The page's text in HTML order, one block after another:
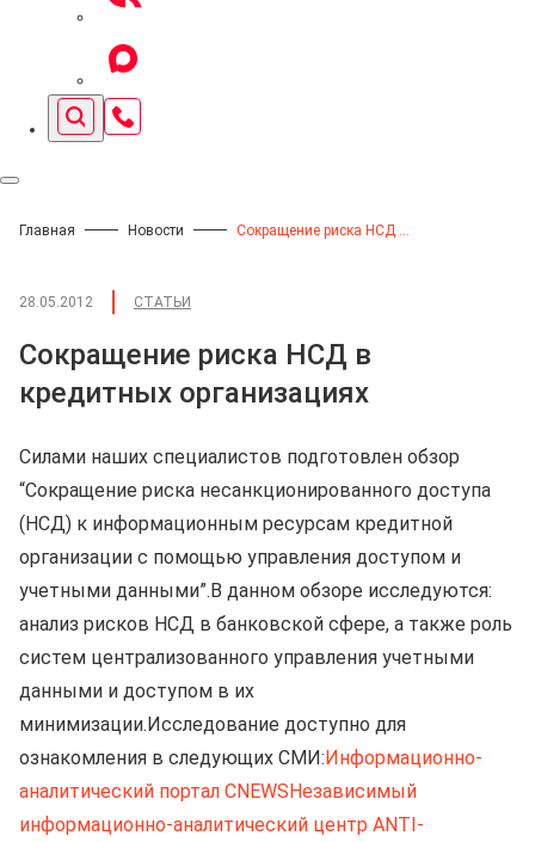
Главная Новости
28.05.2012 СТАТЬИ
Сокращение риска НСД в
кредитных организациях
Cилами наших специалистов подготовлен обзор
“Сокращение риска несанкционированного доступа
(НСД) к информационным ресурсам кредитной
организации с помощью управления доступом и
учетными данными”.В данном обзоре исследуются:
анализ рисков НСД в банковской сфере, а также роль
систем централизованного управления учетными
данными и доступом в их
минимизации.Исследование доступно для
ознакомления в следующих СМИ:Информационно-
аналитический портал CNEWSНезависимый
информационно-аналитический центр ANTI-